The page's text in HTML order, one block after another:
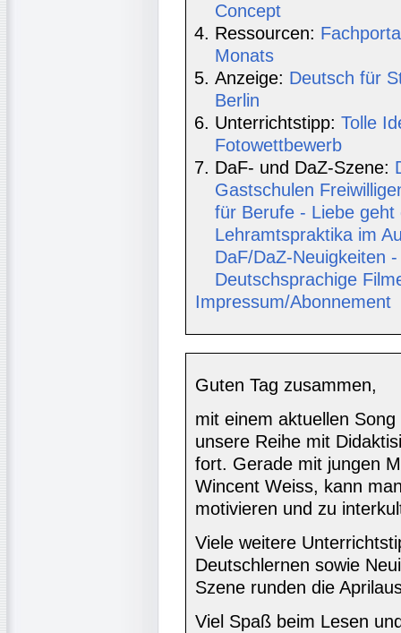
Concept
Ressourcen:
Monats
Anzeige: Deutsch für
Berlin
Unterrichtstipp: Tolle
Fotowettbewerb
DaF- und DaZ-Szene:
Gastschulen
für Berufe - Liebe
Lehramtspraktika im
DaF/DaZ-Neuigkeiten
Deutschsprachige
Impressum/Abonnement
Guten Tag zusammen,
mit einem aktuellen
unsere Reihe mit
fort. Gerade mit jungen
Wincent Weiss, kann
motivieren und zu
Viele weitere
Deutschlernen sowie
Szene runden die
Viel Spaß beim Lesen